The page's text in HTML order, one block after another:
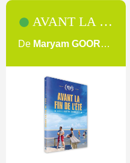
AVANT LA FIN DE L'ÉTÉ
De Maryam GOORMAGHTIGH